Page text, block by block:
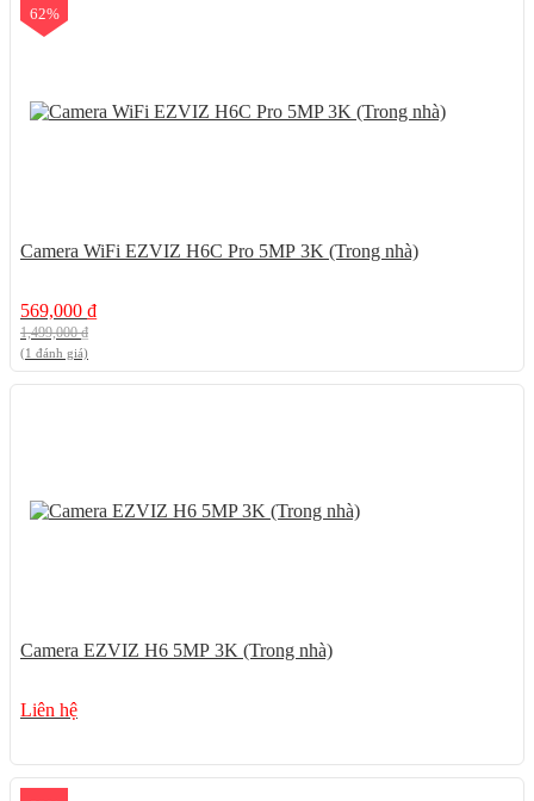
62%
Camera WiFi EZVIZ H6C Pro 5MP 3K (Trong nhà)
569,000 ₫
1,499,000₫
(1 đánh giá)
Camera EZVIZ H6 5MP 3K (Trong nhà)
Liên hệ